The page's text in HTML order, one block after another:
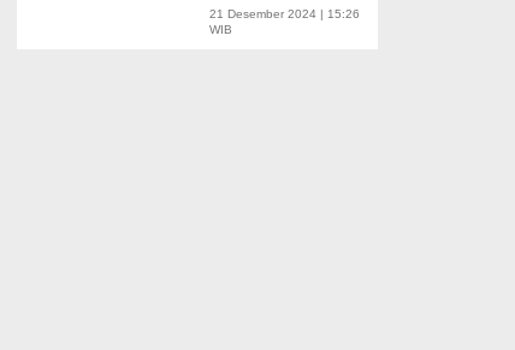
21 Desember 2024 | 15:26
WIB